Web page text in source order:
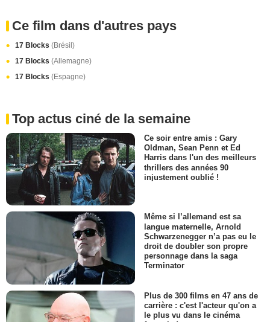
Ce film dans d'autres pays
17 Blocks (Brésil)
17 Blocks (Allemagne)
17 Blocks (Espagne)
Top actus ciné de la semaine
Ce soir entre amis : Gary
Oldman, Sean Penn et Ed
Harris dans l'un des meilleurs
thrillers des années 90
injustement oublié !
Même si l’allemand est sa
langue maternelle, Arnold
Schwarzenegger n’a pas eu le
droit de doubler son propre
personnage dans la saga
Terminator
Plus de 300 films en 47 ans de
carrière : c'est l'acteur qu'on a
le plus vu dans le cinéma